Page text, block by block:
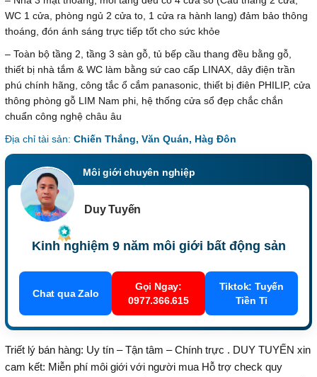
WC 1 cửa, phòng ngủ 2 cửa to, 1 cửa ra hành lang) đảm bảo thông
thoáng, đón ánh sáng trực tiếp tốt cho sức khỏe
– Toàn bộ tầng 2, tầng 3 sàn gỗ, tủ bếp cầu thang đều bằng gỗ,
thiết bị nhà tắm & WC làm bằng sứ cao cấp LINAX, dây điện trần
phú chính hãng, công tắc ổ cắm panasonic, thiết bị điên PHILIP, cửa
thông phòng gỗ LIM Nam phi, hệ thống cửa sổ đẹp chắc chắn
chuẩn công nghệ châu âu
Địa chỉ tài sản: Chiến Thắng, Văn Quán, Hàg Đôn
Môi giới chuyên nghiệp
Duy Tuyến
Kinh nghiệm 9 năm môi giới bất động sản
Chat qua Zalo
Gọi Ngay:
0977.366.615
Tiktok: Tuyến
Tiền Tỉ
Triết lý bán hàng: Uy tín – Tận tâm – Chính trực . DUY TUYẾN xin
cam kết: Miễn phí môi giới với người mua Hỗ trợ check quy